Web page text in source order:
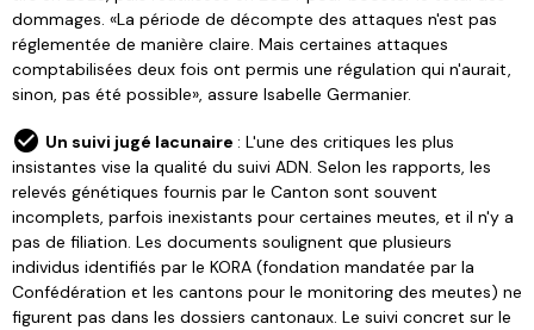
dommages. «La période de décompte des attaques n'est pas
réglementée de manière claire. Mais certaines attaques
comptabilisées deux fois ont permis une régulation qui n'aurait,
sinon, pas été possible», assure Isabelle Germanier.
Un suivi jugé lacunaire : L'une des critiques les plus
insistantes vise la qualité du suivi ADN. Selon les rapports, les
relevés génétiques fournis par le Canton sont souvent
incomplets, parfois inexistants pour certaines meutes, et il n'y a
pas de filiation. Les documents soulignent que plusieurs
individus identifiés par le KORA (fondation mandatée par la
Confédération et les cantons pour le monitoring des meutes) ne
figurent pas dans les dossiers cantonaux. Le suivi concret sur le